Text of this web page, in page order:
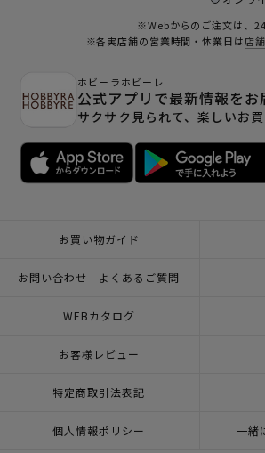
※Webからのご注文は、
※各実店舗の営業時間・休業日は店
ホビーラホビーレ
公式アプリで最新情報をお
サクサク見られて、楽しいお
お買い物ガイド
お問い合わせ - よくあるご質問
WEBカタログ
お客様レビュー
特定商取引法表記
個人情報ポリシー 一緒